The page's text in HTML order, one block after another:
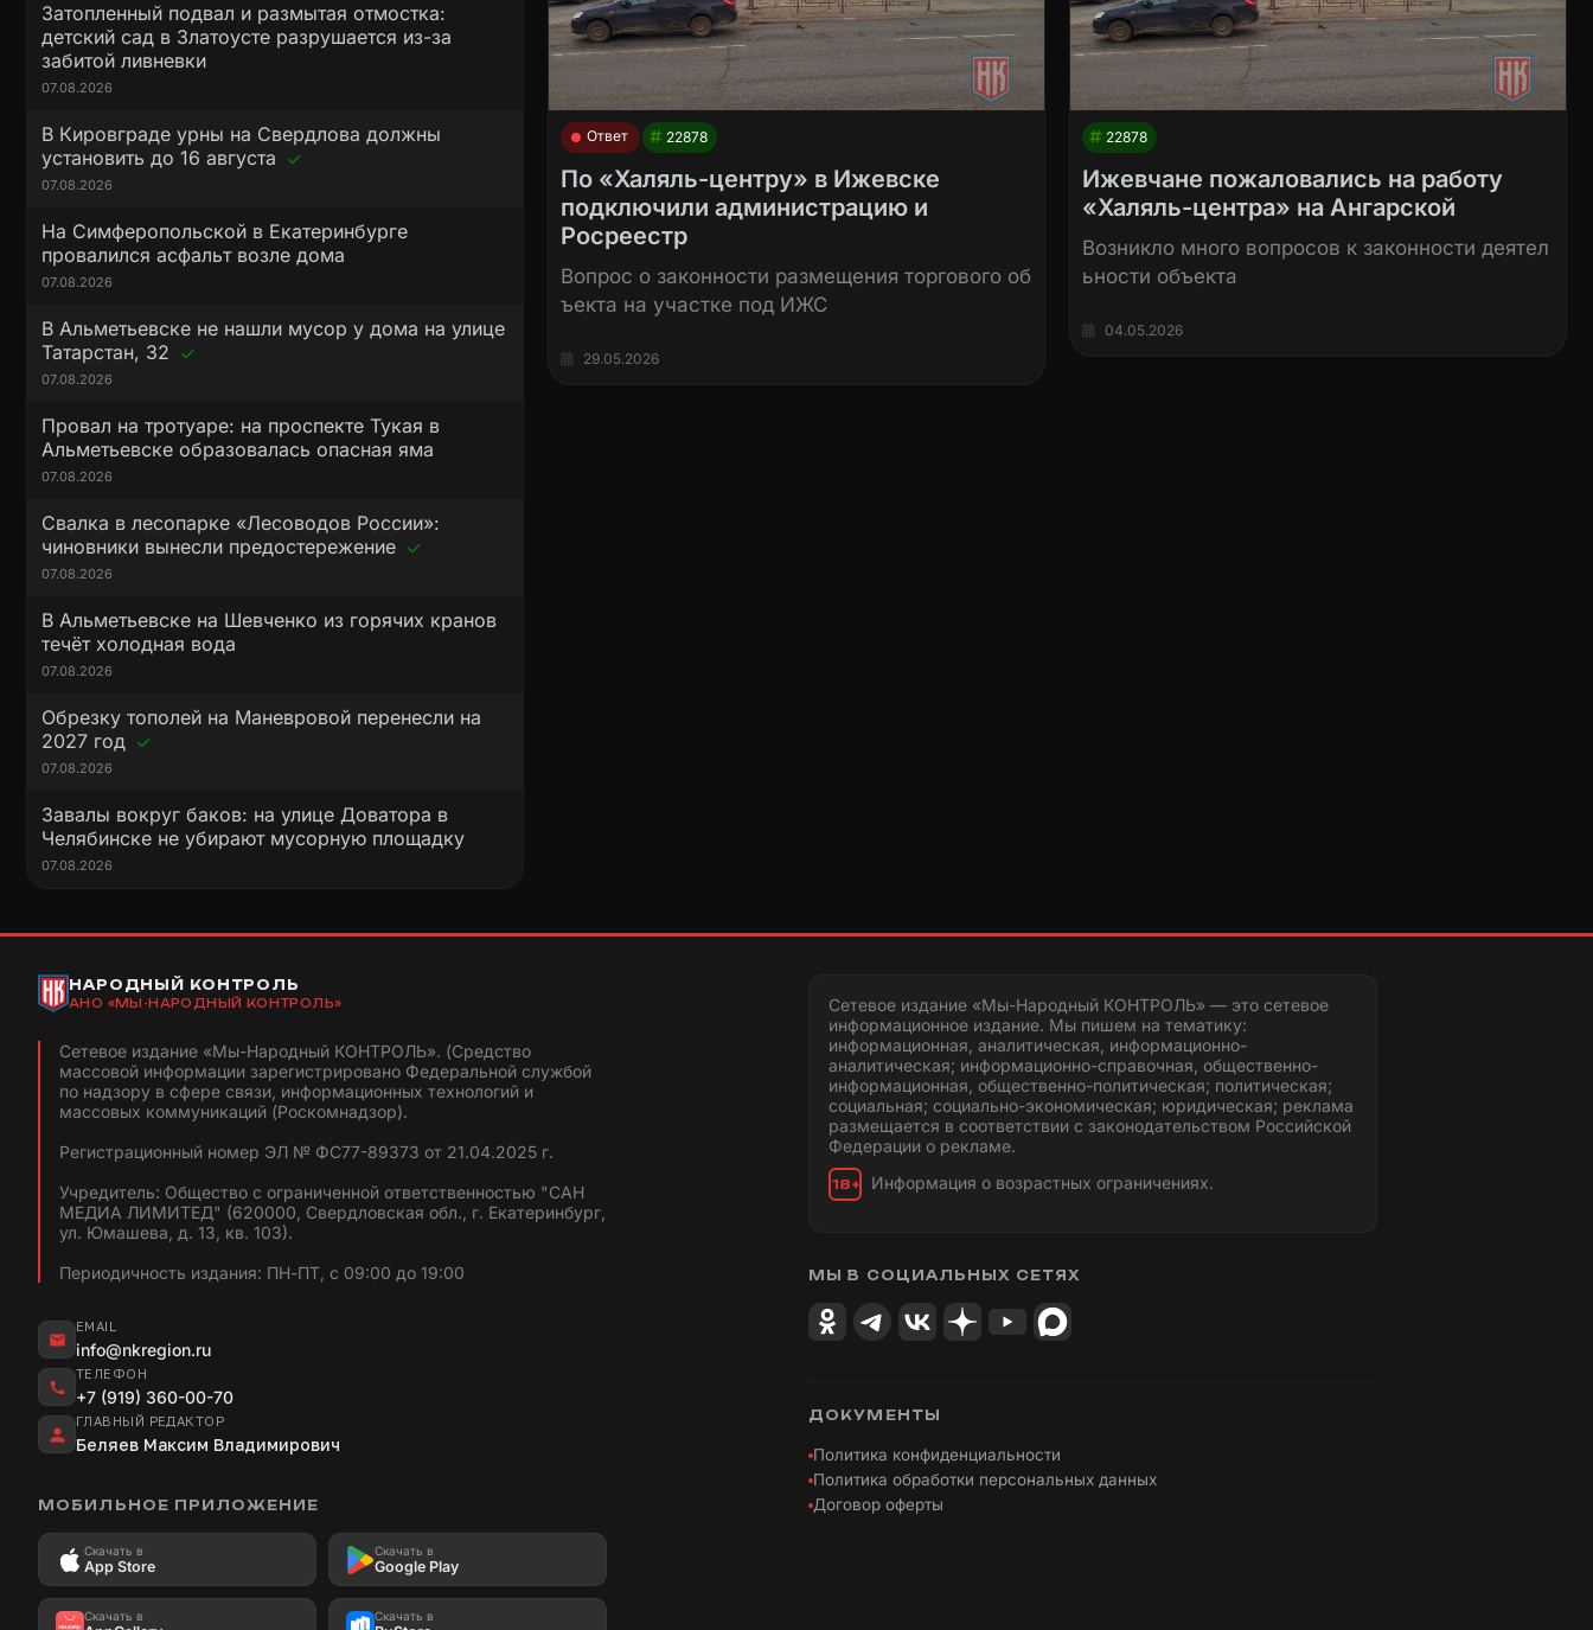
Затопленный подвал и размытая отмостка:
детский сад в Златоусте разрушается из-за
забитой ливневки
07.08.2026
В Кировграде урны на Свердлова должны
установить до 16 августа
07.08.2026
На Симферопольской в Екатеринбурге
провалился асфальт возле дома
07.08.2026
В Альметьевске не нашли мусор у дома на улице
Татарстан, 32
07.08.2026
Провал на тротуаре: на проспекте Тукая в
Альметьевске образовалась опасная яма
07.08.2026
Свалка в лесопарке «Лесоводов России»:
чиновники вынесли предостережение
07.08.2026
В Альметьевске на Шевченко из горячих кранов
течёт холодная вода
07.08.2026
Обрезку тополей на Маневровой перенесли на
2027 год
07.08.2026
Завалы вокруг баков: на улице Доватора в
Челябинске не убирают мусорную площадку
07.08.2026
Ответ 22878
По «Халяль-центру» в Ижевске
подключили администрацию и
Росреестр
Вопрос о законности размещения торгового об
ъекта на участке под ИЖС
29.05.2026
22878
Ижевчане пожаловались на работу
«Халяль-центра» на Ангарской
Возникло много вопросов к законности деятел
ьности объекта
04.05.2026
НАРОДНЫЙ КОНТРОЛЬ
АНО «МЫ-НАРОДНЫЙ КОНТРОЛЬ»
Сетевое издание «Мы-Народный КОНТРОЛЬ». (Средство
массовой информации зарегистрировано Федеральной службой
по надзору в сфере связи, информационных технологий и
массовых коммуникаций (Роскомнадзор).
Регистрационный номер ЭЛ № ФС77-89373 от 21.04.2025 г.
Учредитель: Общество с ограниченной ответственностью "САН
МЕДИА ЛИМИТЕД" (620000, Свердловская обл., г. Екатеринбург,
ул. Юмашева, д. 13, кв. 103).
Периодичность издания: ПН-ПТ, с 09:00 до 19:00
EMAIL
info@nkregion.ru
ТЕЛЕФОН
+7 (919) 360-00-70
ГЛАВНЫЙ РЕДАКТОР
Беляев Максим Владимирович
МОБИЛЬНОЕ ПРИЛОЖЕНИЕ
Скачать в
App Store
Скачать в
Google Play
Скачать в Скачать в
Сетевое издание «Мы-Народный КОНТРОЛЬ» — это сетевое
информационное издание. Мы пишем на тематику:
информационная, аналитическая, информационно-
аналитическая; информационно-справочная, общественно-
информационная, общественно-политическая; политическая;
социальная; социально-экономическая; юридическая; реклама
размещается в соответствии с законодательством Российской
Федерации о рекламе.
18+ Информация о возрастных ограничениях.
МЫ В СОЦИАЛЬНЫХ СЕТЯХ
ДОКУМЕНТЫ
Политика конфиденциальности
Политика обработки персональных данных
Договор оферты